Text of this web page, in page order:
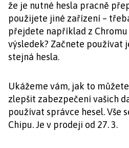
že je nutné hesla pracně
použijete jiné zařízení –
přejdete například z Chromu
výsledek? Začnete používat
stejná hesla.
Ukážeme vám, jak to
zlepšit zabezpečení vašich
používat správce hesel. Vše
Chipu. Je v prodeji od 27. 3.